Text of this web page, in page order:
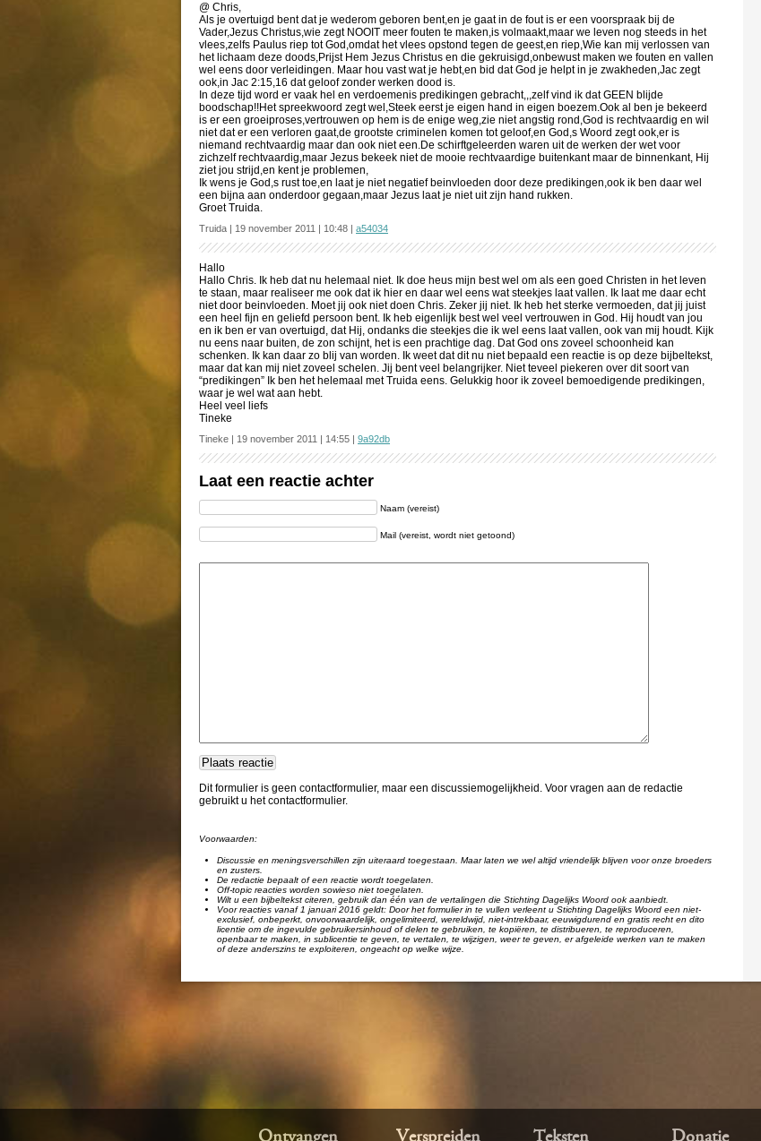
@ Chris,
Als je overtuigd bent dat je wederom geboren bent,en je gaat in de fout is er een voorspraak bij de
Vader,Jezus Christus,wie zegt NOOIT meer fouten te maken,is volmaakt,maar we leven nog steeds in het
vlees,zelfs Paulus riep tot God,omdat het vlees opstond tegen de geest,en riep,Wie kan mij verlossen van
het lichaam deze doods,Prijst Hem Jezus Christus en die gekruisigd,onbewust maken we fouten en vallen
wel eens door verleidingen. Maar hou vast wat je hebt,en bid dat God je helpt in je zwakheden,Jac zegt
ook,in Jac 2:15,16 dat geloof zonder werken dood is.
In deze tijd word er vaak hel en verdoemenis predikingen gebracht,,,zelf vind ik dat GEEN blijde
boodschap!!Het spreekwoord zegt wel,Steek eerst je eigen hand in eigen boezem.Ook al ben je bekeerd
is er een groeiproses,vertrouwen op hem is de enige weg,zie niet angstig rond,God is rechtvaardig en wil
niet dat er een verloren gaat,de grootste criminelen komen tot geloof,en God,s Woord zegt ook,er is
niemand rechtvaardig maar dan ook niet een.De schirftgeleerden waren uit de werken der wet voor
zichzelf rechtvaardig,maar Jezus bekeek niet de mooie rechtvaardige buitenkant maar de binnenkant, Hij
ziet jou strijd,en kent je problemen,
Ik wens je God,s rust toe,en laat je niet negatief beinvloeden door deze predikingen,ook ik ben daar wel
een bijna aan onderdoor gegaan,maar Jezus laat je niet uit zijn hand rukken.
Groet Truida.
Truida | 19 november 2011 | 10:48 | a54034
Hallo
Hallo Chris. Ik heb dat nu helemaal niet. Ik doe heus mijn best wel om als een goed Christen in het leven
te staan, maar realiseer me ook dat ik hier en daar wel eens wat steekjes laat vallen. Ik laat me daar echt
niet door beinvloeden. Moet jij ook niet doen Chris. Zeker jij niet. Ik heb het sterke vermoeden, dat jij juist
een heel fijn en geliefd persoon bent. Ik heb eigenlijk best wel veel vertrouwen in God. Hij houdt van jou
en ik ben er van overtuigd, dat Hij, ondanks die steekjes die ik wel eens laat vallen, ook van mij houdt. Kijk
nu eens naar buiten, de zon schijnt, het is een prachtige dag. Dat God ons zoveel schoonheid kan
schenken. Ik kan daar zo blij van worden. Ik weet dat dit nu niet bepaald een reactie is op deze bijbeltekst,
maar dat kan mij niet zoveel schelen. Jij bent veel belangrijker. Niet teveel piekeren over dit soort van
“predikingen” Ik ben het helemaal met Truida eens. Gelukkig hoor ik zoveel bemoedigende predikingen,
waar je wel wat aan hebt.
Heel veel liefs
Tineke
Tineke | 19 november 2011 | 14:55 | 9a92db
Laat een reactie achter
Naam (vereist)
Mail (vereist, wordt niet getoond)
Dit formulier is geen contactformulier, maar een discussiemogelijkheid. Voor vragen aan de redactie
gebruikt u het contactformulier.
Voorwaarden:
Discussie en meningsverschillen zijn uiteraard toegestaan. Maar laten we wel altijd vriendelijk blijven voor onze broeders
en zusters.
De redactie bepaalt of een reactie wordt toegelaten.
Off-topic reacties worden sowieso niet toegelaten.
Wilt u een bijbeltekst citeren, gebruik dan één van de vertalingen die Stichting Dagelijks Woord ook aanbiedt.
Voor reacties vanaf 1 januari 2016 geldt: Door het formulier in te vullen verleent u Stichting Dagelijks Woord een niet-
exclusief, onbeperkt, onvoorwaardelijk, ongelimiteerd, wereldwijd, niet-intrekbaar, eeuwigdurend en gratis recht en dito
licentie om de ingevulde gebruikersinhoud of delen te gebruiken, te kopiëren, te distribueren, te reproduceren,
openbaar te maken, in sublicentie te geven, te vertalen, te wijzigen, weer te geven, er afgeleide werken van te maken
of deze anderszins te exploiteren, ongeacht op welke wijze.
Ontvangen Verspreiden Teksten Donatie